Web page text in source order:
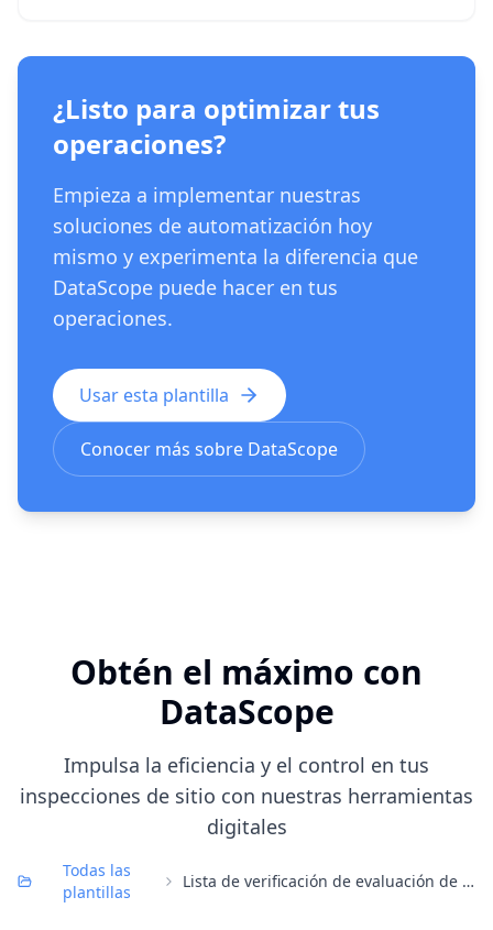
¿Listo para optimizar tus
operaciones?
Empieza a implementar nuestras
soluciones de automatización hoy
mismo y experimenta la diferencia que
DataScope puede hacer en tus
operaciones.
Usar esta plantilla
Conocer más sobre DataScope
Obtén el máximo con
DataScope
Impulsa la eficiencia y el control en tus
inspecciones de sitio con nuestras herramientas
digitales
Todas las
plantillas
Lista de verificación de evaluación de riesgos coshh